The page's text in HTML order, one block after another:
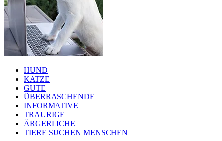
HUND
KATZE
GUTE
ÜBERRASCHENDE
INFORMATIVE
TRAURIGE
ÄRGERLICHE
TIERE SUCHEN MENSCHEN